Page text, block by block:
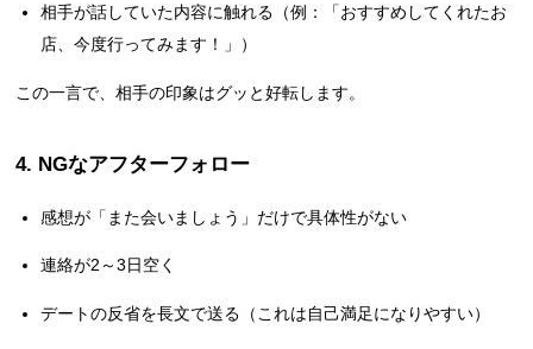
相手が話していた内容に触れる（例：「おすすめしてくれたお
店、今度行ってみます！」）
この一言で、相手の印象はグッと好転します。
4. NGなアフターフォロー
感想が「また会いましょう」だけで具体性がない
連絡が2～3日空く
デートの反省を長文で送る（これは自己満足になりやすい）